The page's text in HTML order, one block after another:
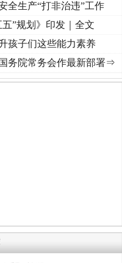
使命 奋进复兴征程丨“转折之城”激荡..
全生产“打非治违”工作
五”规划》印发｜全文
孩子们这些能力素养
务院常务会作最新部署⇒
新型黑恶违法..
采取反制措..